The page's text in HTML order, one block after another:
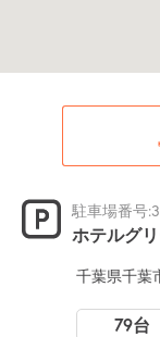
駐車場番号
ホテルグ
千葉県千葉
79台